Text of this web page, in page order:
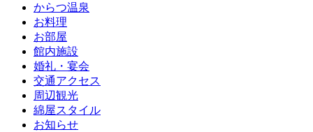
からつ温泉
お料理
お部屋
館内施設
婚礼・宴会
交通アクセス
周辺観光
綿屋スタイル
お知らせ